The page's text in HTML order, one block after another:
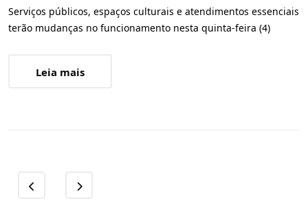
Serviços públicos, espaços culturais e atendimentos essenciais
terão mudanças no funcionamento nesta quinta-feira (4)
Leia mais